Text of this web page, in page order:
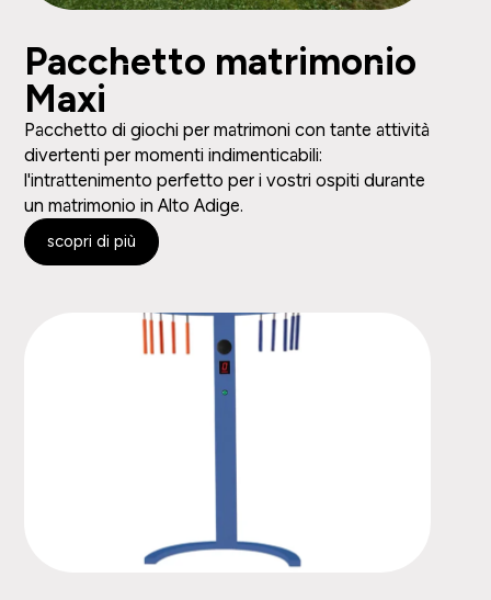
Pacchetto matrimonio
Maxi
Pacchetto di giochi per matrimoni con tante attività
divertenti per momenti indimenticabili:
l'intrattenimento perfetto per i vostri ospiti durante
un matrimonio in Alto Adige.
scopri di più